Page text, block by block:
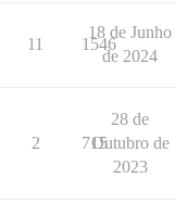
11 1546
18 de Junho
de 2024
2 715
28 de
Outubro de
2023